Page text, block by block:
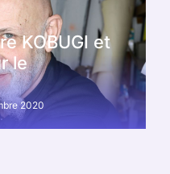
KOBUGI et
le
2020